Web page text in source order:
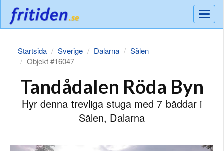
Meny
Startsida Sverige Dalarna
Sälen
Objekt #16047
Tandådalen Röda Byn
Hyr denna trevliga stuga med 7 bäddar i
Sälen, Dalarna